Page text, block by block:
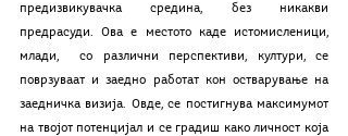
предизвикувачка средина, без никакви
предрасуди. Ова е местото каде истомисленици,
млади,  со различни перспективи, култури, се
поврзуваат и заедно работат кон остварување на
заедничка визија. Овде, се постигнува максимумот
на твојот потенцијал и се градиш како личност која